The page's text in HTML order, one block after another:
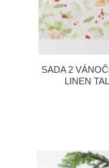
SADA 2
LINEN